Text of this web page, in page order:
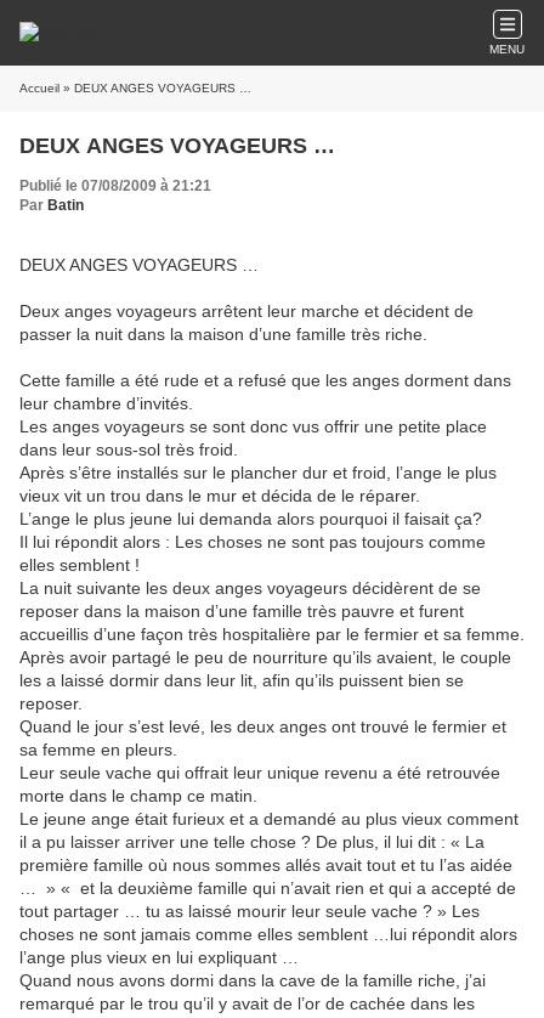
MENU
Accueil » DEUX ANGES VOYAGEURS …
DEUX ANGES VOYAGEURS …
Publié le 07/08/2009 à 21:21
Par Batin
DEUX ANGES VOYAGEURS …
Deux anges voyageurs arrêtent leur marche et décident de
passer la nuit dans la maison d’une famille très riche.
Cette famille a été rude et a refusé que les anges dorment dans
leur chambre d’invités.
Les anges voyageurs se sont donc vus offrir une petite place
dans leur sous-sol très froid.
Après s’être installés sur le plancher dur et froid, l’ange le plus
vieux vit un trou dans le mur et décida de le réparer.
L’ange le plus jeune lui demanda alors pourquoi il faisait ça?
Il lui répondit alors : Les choses ne sont pas toujours comme
elles semblent !
La nuit suivante les deux anges voyageurs décidèrent de se
reposer dans la maison d’une famille très pauvre et furent
accueillis d’une façon très hospitalière par le fermier et sa femme.
Après avoir partagé le peu de nourriture qu’ils avaient, le couple
les a laissé dormir dans leur lit, afin qu’ils puissent bien se
reposer.
Quand le jour s’est levé, les deux anges ont trouvé le fermier et
sa femme en pleurs.
Leur seule vache qui offrait leur unique revenu a été retrouvée
morte dans le champ ce matin.
Le jeune ange était furieux et a demandé au plus vieux comment
il a pu laisser arriver une telle chose ? De plus, il lui dit : « La
première famille où nous sommes allés avait tout et tu l’as aidée
… » « et la deuxième famille qui n’avait rien et qui a accepté de
tout partager … tu as laissé mourir leur seule vache ? » Les
choses ne sont jamais comme elles semblent …lui répondit alors
l’ange plus vieux en lui expliquant …
Quand nous avons dormi dans la cave de la famille riche, j’ai
remarqué par le trou qu’il y avait de l’or de cachée dans les